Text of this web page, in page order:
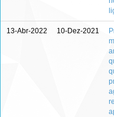
13-Abr-2022 10-Dez-2021